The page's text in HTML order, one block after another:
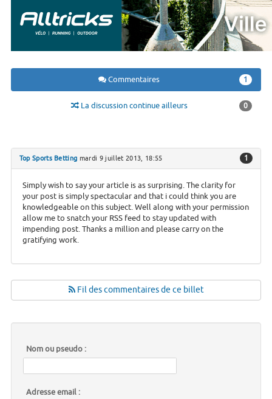
Commentaires 1
La discussion continue ailleurs 0
Top Sports Betting mardi 9 juillet 2013, 18:55 1
Simply wish to say your article is as surprising. The clarity for
your post is simply spectacular and that i could think you are
knowledgeable on this subject. Well along with your permission
allow me to snatch your RSS feed to stay updated with
impending post. Thanks a million and please carry on the
gratifying work.
Fil des commentaires de ce billet
Nom ou pseudo :
Adresse email :